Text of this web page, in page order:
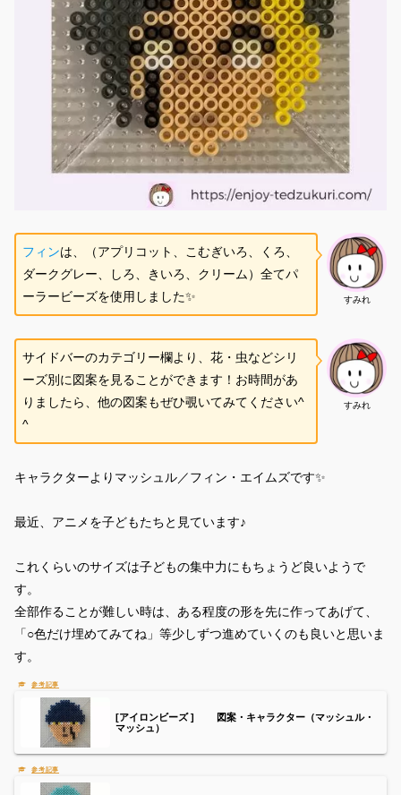
すみれ
フィンは、（アプリコット、こむぎいろ、くろ、
ダークグレー、しろ、きいろ、クリーム）全てパ
ーラービーズを使用しました✨
すみれ
サイドバーのカテゴリー欄より、花・虫などシリ
ーズ別に図案を見ることができます！お時間があ
りましたら、他の図案もぜひ覗いてみてください^
^
キャラクターよりマッシュル／フィン・エイムズです✨
最近、アニメを子どもたちと見ています♪
これくらいのサイズは子どもの集中力にもちょうど良いようで
す。
全部作ることが難しい時は、ある程度の形を先に作ってあげて、
「○色だけ埋めてみてね」等少しずつ進めていくのも良いと思いま
す。
[アイロンビーズ ] 図案・キャラクター（マッシュル・
マッシュ）